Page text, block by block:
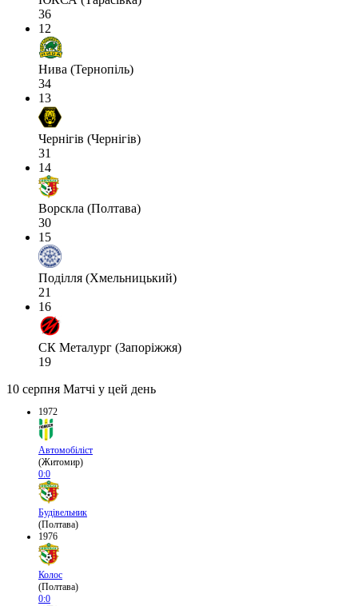
36
12
Нива (Тернопіль)
34
13
Чернігів (Чернігів)
31
14
Ворскла (Полтава)
30
15
Поділля (Хмельницький)
21
16
СК Металург (Запоріжжя)
19
10 серпня Матчі у цей день
1972
Автомобіліст
(Житомир)
0:0
Будівельник
(Полтава)
1976
Колос
(Полтава)
0:0